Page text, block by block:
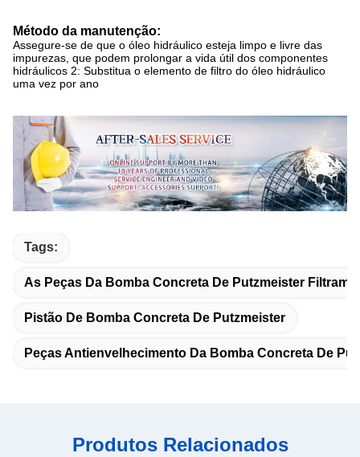
Método da manutenção:
Assegure-se de que o óleo hidráulico esteja limpo e livre das
impurezas, que podem prolongar a vida útil dos componentes
hidráulicos 2: Substitua o elemento de filtro do óleo hidráulico
uma vez por ano
Tags:
As Peças Da Bomba Concreta De Putzmeister Filtram
Pistão De Bomba Concreta De Putzmeister
Peças Antienvelhecimento Da Bomba Concreta De
Produtos Relacionados